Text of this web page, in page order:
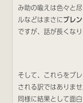
み助の喩えは色々と
ルなどはまさに ブレ
ですが、話が長くなり
そして、これらをブ
される訳ではありま
同様に結果として面